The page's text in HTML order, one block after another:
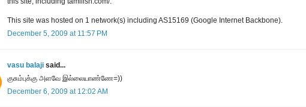
This site was hosted on 1 network(s) including AS15169 (Google Internet Backbone).
December 5, 2009 at 11:57 PM
vasu balaji said...
குசும்புக்கு அளவே இல்லையாண்ணே=))
December 6, 2009 at 12:02 AM